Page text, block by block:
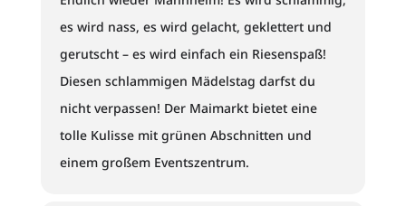
es wird nass, es wird gelacht, geklettert und
gerutscht – es wird einfach ein Riesenspaß!
Diesen schlammigen Mädelstag darfst du
nicht verpassen! Der Maimarkt bietet eine
tolle Kulisse mit grünen Abschnitten und
einem großem Eventszentrum.